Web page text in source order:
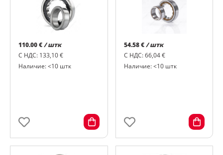
110.00 €/ штк
С НДС: 133,10 €
Наличие: <10 штк
54.58 € / штк
С НДС: 66,04 €
Наличие: <10 штк